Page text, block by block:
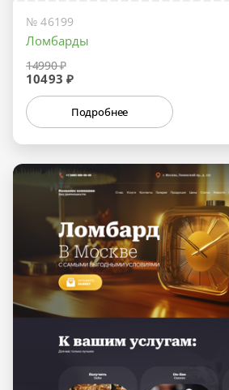
№ 46199
Ломбарды
14990 ₽
10493 ₽
Подробнее